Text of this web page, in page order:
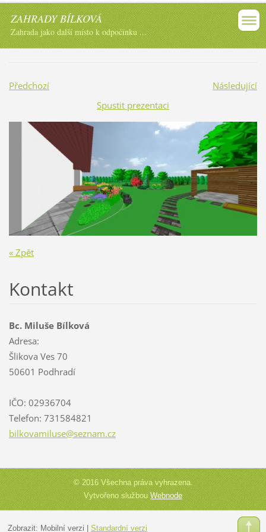
ZAHRADY BÍLKOVÁ
Zahrada jako další místo k odpočinku ...
Předchozí
Následující
Spustit prezentaci
« Zpět
Kontakt
Bc. Miluše Bílková
Adresa:
Šlikova Ves 70
50601 Podhradí
IČO: 02936704
Telefon: 731584821
bilkovamiluse@seznam.cz
© 2016 Všechna práva vyhrazena.
Vytvořeno službouWebnode
Zobrazit: Mobilní verzi Standardní verzi